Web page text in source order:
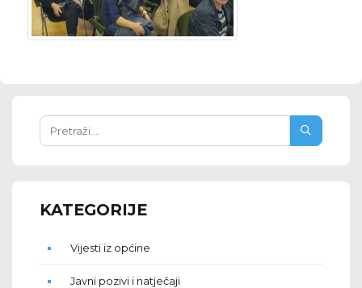
KATEGORIJE
Vijesti iz općine
Javni pozivi i natječaji